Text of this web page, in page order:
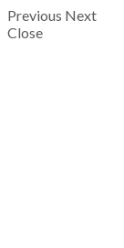
Previous Next
Close